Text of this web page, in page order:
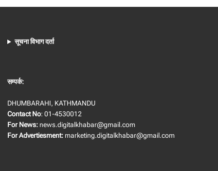
सूचना विभाग दर्ता
सम्पर्क:
DHUMBARAHI, KATHMANDU
Contact No: 01-4530012
For News: news.digitalkhabar@gmail.com
For Advertiesment: marketing.digitalkhabar@gmail.com